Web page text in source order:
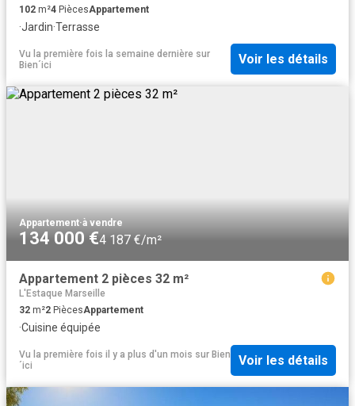
102 m²4 PiècesAppartement
·Jardin·Terrasse
Vu la première fois la semaine dernière sur
Bien´ici
Voir les détails
Appartement·à vendre
134 000 €4 187 €/m²
Appartement 2 pièces 32 m²
L'Estaque Marseille
32 m²2 PiècesAppartement
·Cuisine équipée
Vu la première fois il y a plus d'un mois sur Bien
´ici
Voir les détails